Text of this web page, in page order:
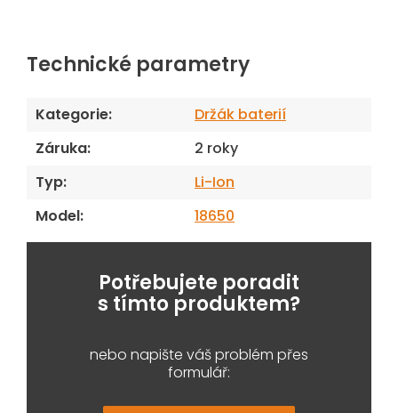
Technické parametry
Kategorie:
Držák baterií
Záruka:
2 roky
Typ:
Li-Ion
Model: 18650
Potřebujete poradit
s tímto produktem?
nebo napište váš problém přes
formulář: